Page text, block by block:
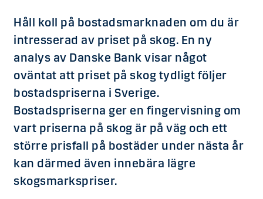
Håll koll på bostadsmarknaden om du är
intresserad av priset på skog. En ny
analys av Danske Bank visar något
oväntat att priset på skog tydligt följer
bostadspriserna i Sverige.
Bostadspriserna ger en fingervisning om
vart priserna på skog är på väg och ett
större prisfall på bostäder under nästa år
kan därmed även innebära lägre
skogsmarkspriser.